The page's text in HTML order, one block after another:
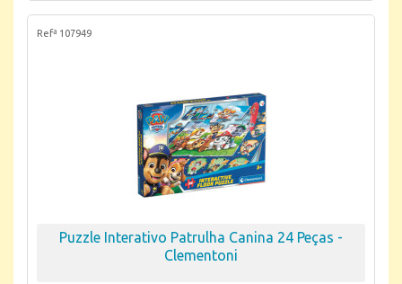
Refª 107949
Puzzle Interativo Patrulha Canina 24 Peças -
Clementoni